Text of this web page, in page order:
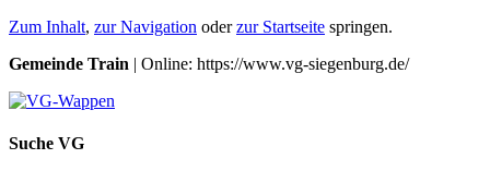
Zum Inhalt, zur Navigation oderzur Startseite springen.
Gemeinde Train | Online: https://www.vg-siegenburg.de/
Suche VG